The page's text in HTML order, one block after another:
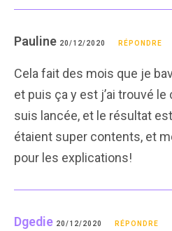
Pauline 20/12/2020 RÉPONDRE
Cela fait des mois que je
et puis ça y est j’ai trouvé
suis lancée, et le résultat
étaient super contents, et
pour les explications!
Dgedie 20/12/2020 RÉPONDRE